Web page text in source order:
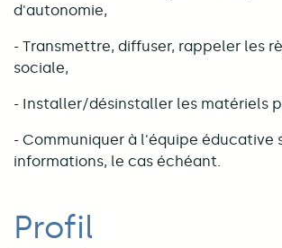
d'autonomie,
- Transmettre, diffuser, rappeler les
sociale,
- Installer/désinstaller les matériels
- Communiquer à l'équipe éducative
informations, le cas échéant.
Profil